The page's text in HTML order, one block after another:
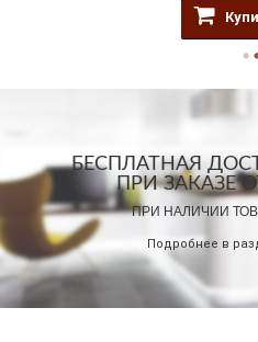
БЕСПЛАТНАЯ
ПРИ ЗАКАЗЕ
ПРИ НАЛИЧИИ
Подробнее в